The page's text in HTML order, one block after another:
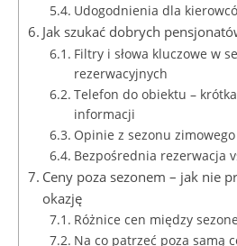
Udogodnienia dla
Jak szukać dobrych
Filtry i słowa kluczowe w
rezerwacyjnych
Telefon do obiektu –
informacji
Opinie z sezonu
Bezpośrednia rezerwacja
Ceny poza sezonem – jak nie
okazję
Różnice cen między
Na co patrzeć poza samą